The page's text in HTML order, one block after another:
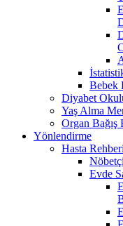
Bebek
Diyabet
Yaş Alma
Organ Bağış
Yönlendirme
Hasta Rehberi
Evde